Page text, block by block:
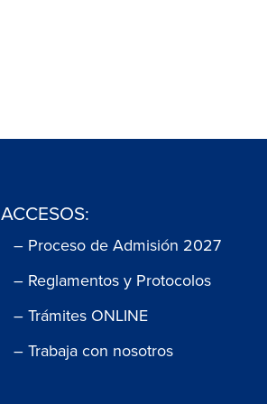
ACCESOS:
– Proceso de Admisión 2027
– Reglamentos y Protocolos
– Trámites ONLINE
– Trabaja con nosotros